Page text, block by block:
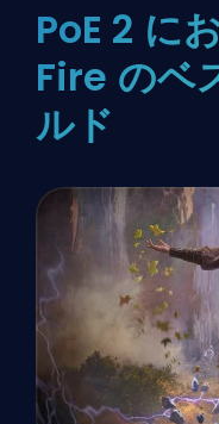
PoE 2 に
Fire のベ
ルド